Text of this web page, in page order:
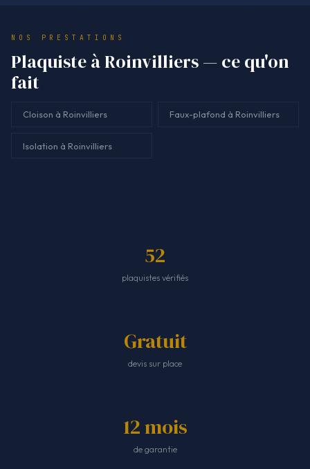
NOS PRESTATIONS
Plaquiste à Roinvilliers — ce qu'on
fait
Cloison à Roinvilliers Faux-plafond à Roinvilliers
Isolation à Roinvilliers
52
plaquistes vérifiés
Gratuit
devis sur place
12 mois
de garantie